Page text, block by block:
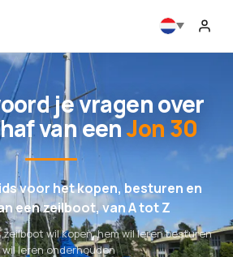
je vragen over
van eenJon 30
voor het kopen, besturen en
een zeilboot, van A tot Z
wil kopen, hem wil leren besturen
wil leren onderhouden